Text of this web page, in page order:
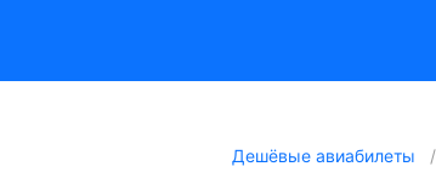
Дешёвые авиабилеты